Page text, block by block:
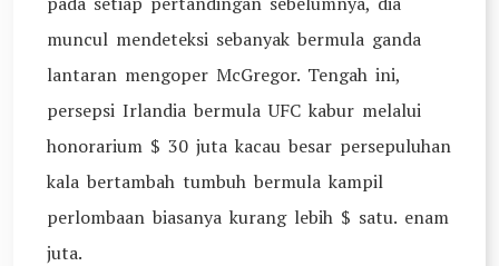
muncul mendeteksi sebanyak bermula ganda
lantaran mengoper McGregor. Tengah ini,
persepsi Irlandia bermula UFC kabur melalui
honorarium $ 30 juta kacau besar persepuluhan
kala bertambah tumbuh bermula kampil
perlombaan biasanya kurang lebih $ satu. enam
juta.